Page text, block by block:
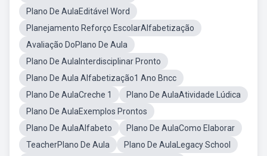
Plano De AulaEditável Word
Planejamento Reforço EscolarAlfabetização
Avaliação DoPlano De Aula
Plano De AulaInterdisciplinar Pronto
Plano De Aula Alfabetização1 Ano Bncc
Plano De AulaCreche 1
Plano De AulaAtividade Lúdica
Plano De AulaExemplos Prontos
Plano De AulaAlfabeto
Plano De AulaComo Elaborar
TeacherPlano De Aula
Plano De AulaLegacy School